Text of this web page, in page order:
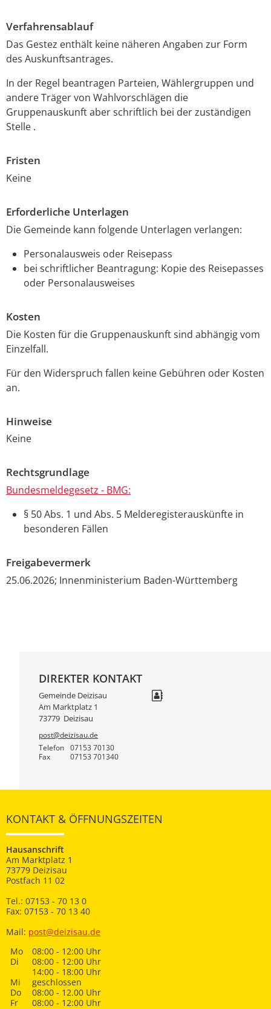
Verfahrensablauf
Das Gestez enthält keine näheren Angaben zur Form
des Auskunftsantrages.
In der Regel beantragen Parteien, Wählergruppen und
andere Träger von Wahlvorschlägen die
Gruppenauskunft aber schriftlich bei der zuständigen
Stelle .
Fristen
Keine
Erforderliche Unterlagen
Die Gemeinde kann folgende Unterlagen verlangen:
Personalausweis oder Reisepass
bei schriftlicher Beantragung: Kopie des Reisepasses
oder Personalausweises
Kosten
Die Kosten für die Gruppenauskunft sind abhängig vom
Einzelfall.
Für den Widerspruch fallen keine Gebühren oder Kosten
an.
Hinweise
Keine
Rechtsgrundlage
Bundesmeldegesetz - BMG:
§ 50 Abs. 1 und Abs. 5 Melderegisterauskünfte in
besonderen Fällen
Freigabevermerk
25.06.2026; Innenministerium Baden-Württemberg
DIREKTER KONTAKT
Gemeinde Deizisau
Am Marktplatz 1
73779 Deizisau
post@deizisau.de
Telefon
07153 70130
Fax 07153 701340
KONTAKT & ÖFFNUNGSZEITEN
Hausanschrift
Am Marktplatz 1
73779 Deizisau
Postfach 11 02
Tel.: 07153 - 70 13 0
Fax: 07153 - 70 13 40
Mail: post@deizisau.de
Mo
08:00 - 12:00 Uhr
Di
08:00 - 12:00 Uhr
14:00 - 18:00 Uhr
Mi
geschlossen
Do
08:00 - 12.00 Uhr
Fr
08:00 - 12:00 Uhr